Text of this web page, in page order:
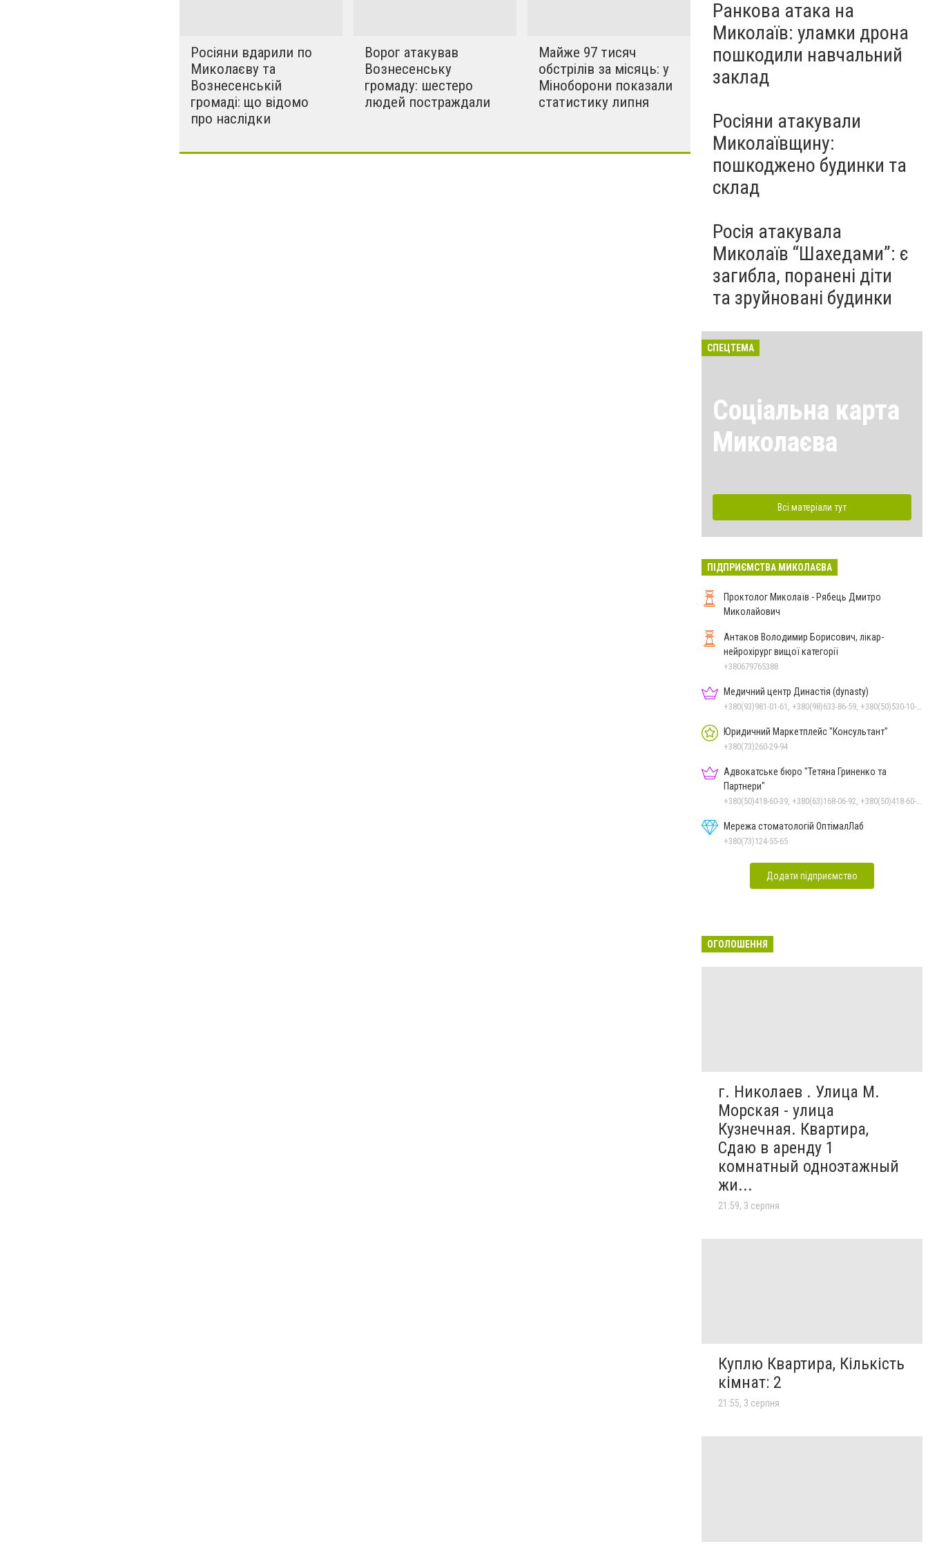
Росіяни вдарили по
Миколаєву та
Вознесенській
громаді: що відомо
про наслідки
Ворог атакував
Вознесенську
громаду: шестеро
людей постраждали
Майже 97 тисяч
обстрілів за місяць: у
Міноборони показали
статистику липня
Ранкова атака на
Миколаїв: уламки дрона
пошкодили навчальний
заклад
Росіяни атакували
Миколаївщину:
пошкоджено будинки та
склад
Росія атакувала
Миколаїв “Шахедами”: є
загибла, поранені діти
та зруйновані будинки
СПЕЦТЕМА
Соціальна карта
Миколаєва
Всі матеріали тут
ПІДПРИЄМСТВА МИКОЛАЄВА
Проктолог Миколаїв - Рябець Дмитро
Миколайович
Антаков Володимир Борисович, лікар-
нейрохірург вищої категорії
+380679765388
Медичний центр Династія (dynasty)
Юридичний Маркетплейс "Консультант"
+380(73)260-29-94
Адвокатське бюро "Тетяна Гриненко та
Партнери"
Мережа стоматологій ОптімалЛаб
+380(73)124-55-65
Додати підприємство
ОГОЛОШЕННЯ
г. Николаев . Улица М.
Морская - улица
Кузнечная. Квартира,
Сдаю в аренду 1
комнатный одноэтажный
жи...
21:59, 3 серпня
Куплю Квартира, Кількість
кімнат: 2
21:55, 3 серпня